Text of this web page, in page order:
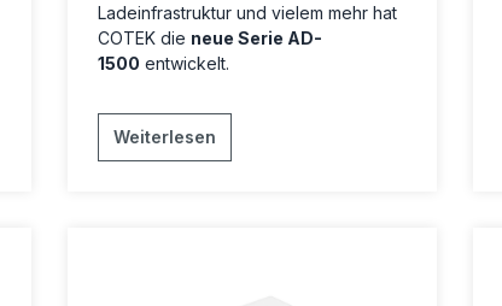
Ladeinfrastruktur und vielem mehr hat
COTEK die neue Serie AD-
1500 entwickelt.
Weiterlesen